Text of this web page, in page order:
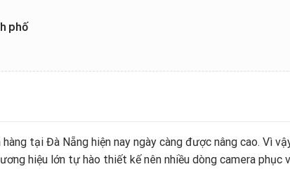
phố
tại Đà Nẵng hiện nay ngày càng được nâng cao. Vì
hiệu lớn tự hào thiết kế nên nhiều dòng camera phục